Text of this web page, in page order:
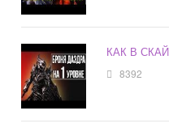
КАК В
8392